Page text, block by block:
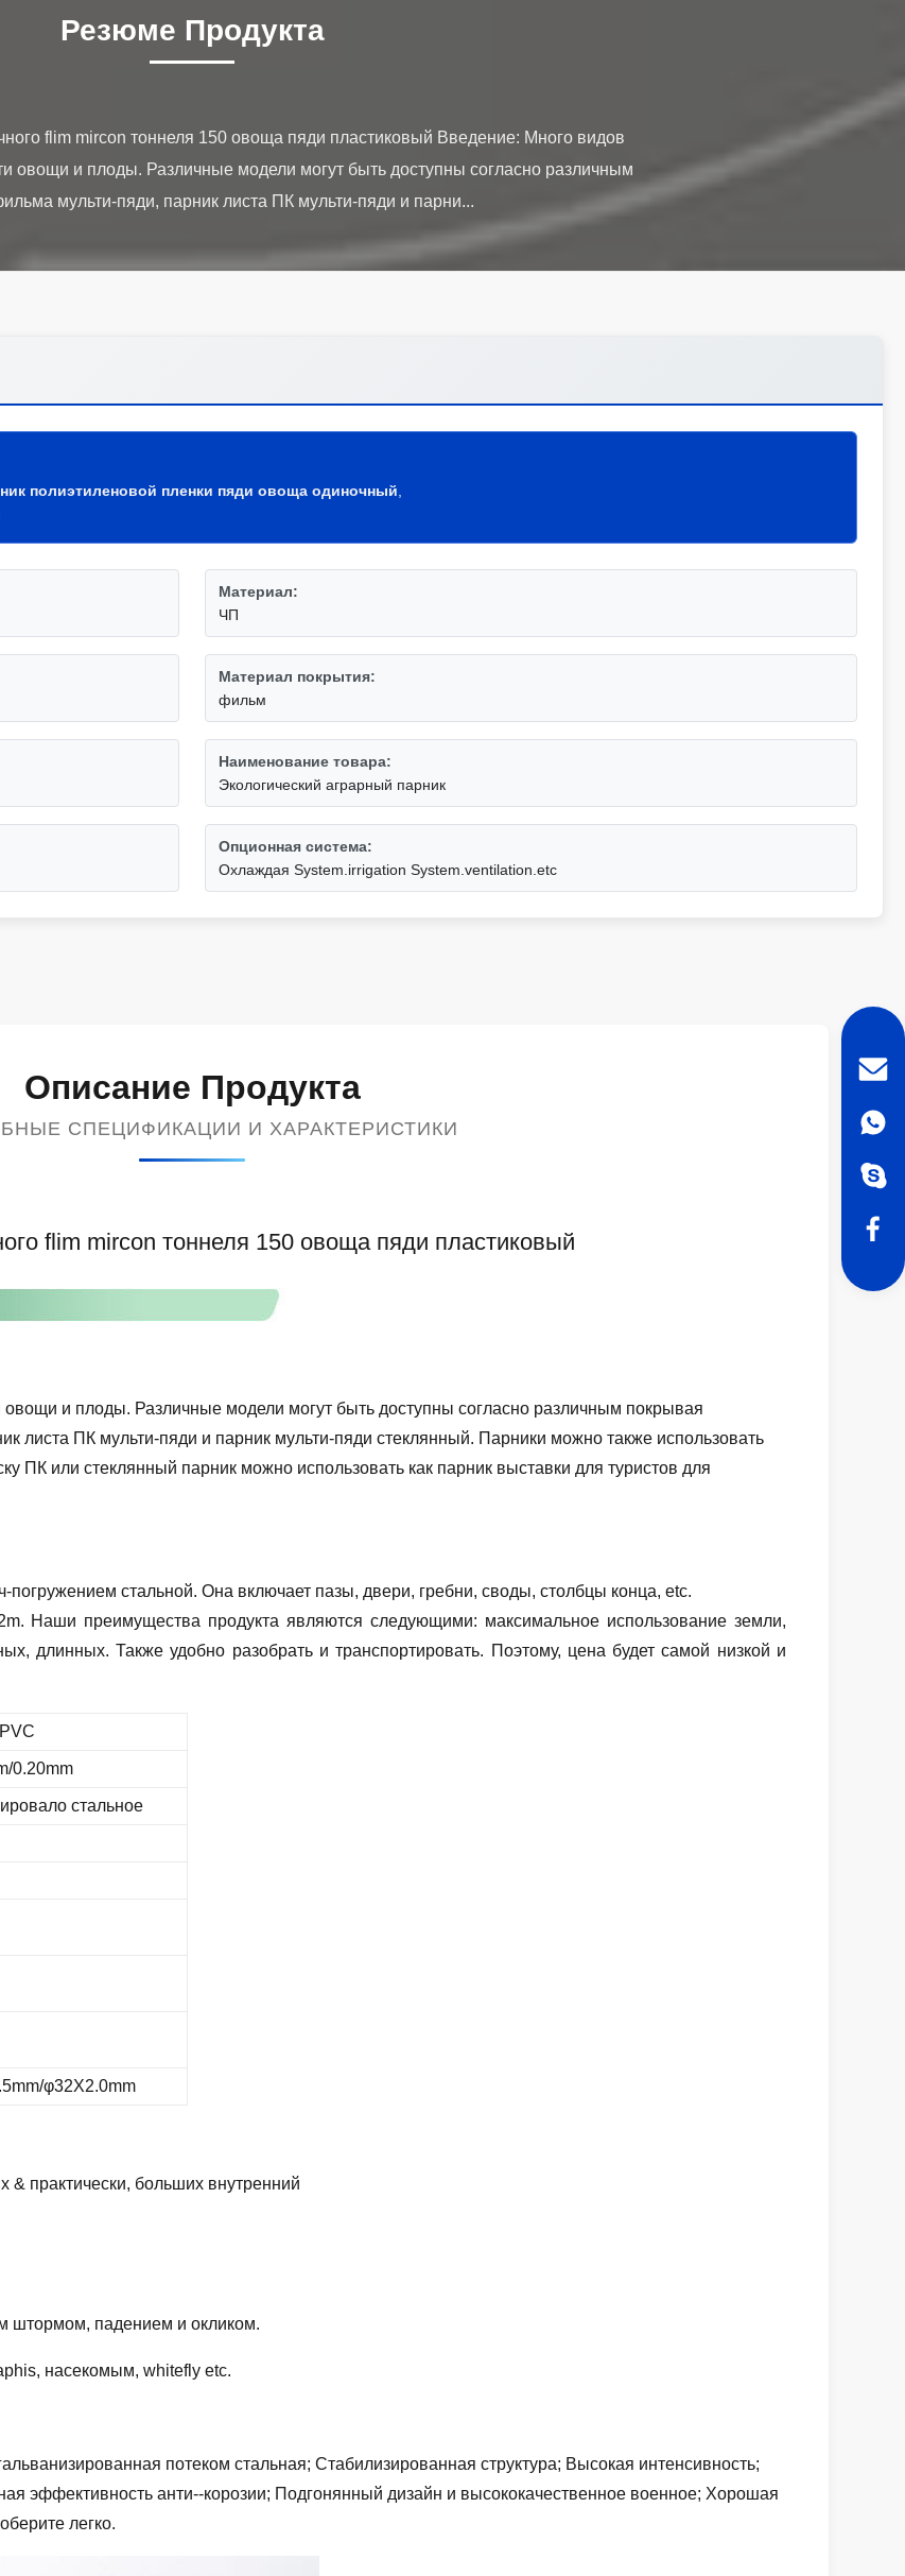
Резюме Продукта
flim mircon тоннеля 150 овоща пяди пластиковый Введение: Много видов
овощи и плоды. Различные модели могут быть доступны согласно различным
полиэтиленовой пленки пяди овоща одиночный
Материал:
ЧП
Материал покрытия:
фильм
Наименование товара:
Экологический аграрный парник
Опционная система:
Охлаждая System.irrigation System.ventilation.etc
Описание Продукта
СПЕЦИФИКАЦИИ И ХАРАКТЕРИСТИКИ
flim mircon тоннеля 150 овоща пяди пластиковый
и плоды. Различные модели могут быть доступны согласно различным покрывая
листа ПК мульти-пяди и парник мульти-пяди стеклянный. Парники можно также использовать
ПК или стеклянный парник можно использовать как парник выставки для туристов для
погружением стальной. Она включает пазы, двери, гребни, своды, столбцы конца, etc.
Наши преимущества продукта являются следующими: максимальное использование земли,
длинных. Также удобно разобрать и транспортировать. Поэтому, цена будет самой низкой и
0.20mm
стальное
φ32X2.0mm
& практически, больших внутренний
штормом, падением и окликом.
насекомым, whitefly etc.
потеком стальная; Стабилизированная структура; Высокая интенсивность;
эффективность анти--корозии; Подгонянный дизайн и высококачественное военное; Хорошая
легко.